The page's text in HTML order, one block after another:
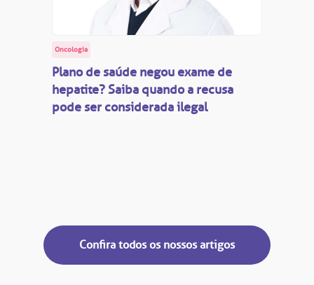
Oncologia
Plano de saúde negou exame de
hepatite? Saiba quando a recusa
pode ser considerada ilegal
Confira todos os nossos artigos